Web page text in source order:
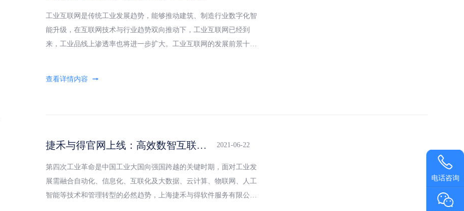
工业互联网是传统工业发展趋势，能够推动建筑、制造行业数字化智
能升级，在互联网技术与行业趋势双向推动下，工业互联网已经到
来，工业品线上渗透率也将进一步扩大。工业互联网的发展前景十分
捷禾与得官网上线：高效数智互联云服务商 2021-06-22
第四次工业革命是中国工业大国向强国跨越的关键时期，面对工业发
展需融合自动化、信息化、互联化及大数据、云计算、物联网、人工
智能等技术和管理转型的必然趋势，上海捷禾与得软件服务有限公司
电话咨询